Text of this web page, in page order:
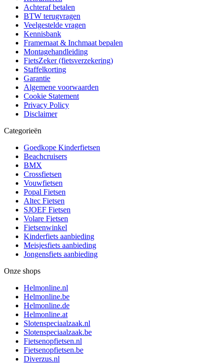
Achteraf betalen
BTW terugvragen
Veelgestelde vragen
Kennisbank
Framemaat & Inchmaat bepalen
Montagehandleiding
FietsZeker (fietsverzekering)
Staffelkorting
Garantie
Algemene voorwaarden
Cookie Statement
Privacy Policy
Disclaimer
Categorieën
Goedkope Kinderfietsen
Beachcruisers
BMX
Crossfietsen
Vouwfietsen
Popal Fietsen
Altec Fietsen
SJOEF Fietsen
Volare Fietsen
Fietsenwinkel
Kinderfiets aanbieding
Meisjesfiets aanbieding
Jongensfiets aanbieding
Onze shops
Helmonline.nl
Helmonline.be
Helmonline.de
Helmonline.at
Slotenspeciaalzaak.nl
Slotenspeciaalzaak.be
Fietsenopfietsen.nl
Fietsenopfietsen.be
Diverzus.nl